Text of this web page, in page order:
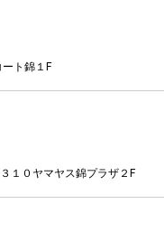
ト錦１F
１０ヤマヤス錦プラザ２F